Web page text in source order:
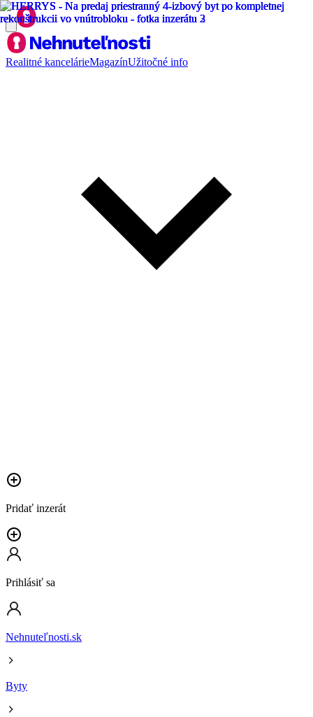
Realitné kancelárieMagazínUžitočné info
Pridať inzerát
Prihlásiť sa
Nehnuteľnosti.sk
Byty